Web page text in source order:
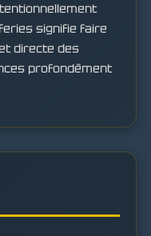
signifie faire
directe des
profondément